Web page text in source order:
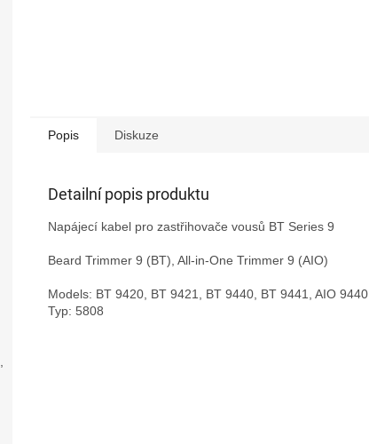
Popis Diskuze
Detailní popis produktu
Napájecí kabel pro zastřihovače vousů BT Series 9
Beard Trimmer 9 (BT), All-in-One Trimmer 9 (AIO)
Models: BT 9420, BT 9421, BT 9440, BT 9441, AIO 9440
Typ: 5808